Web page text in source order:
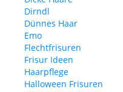
Dirndl
Dünnes Haar
Emo
Flechtfrisuren
Frisur Ideen
Haarpflege
Halloween Frisuren